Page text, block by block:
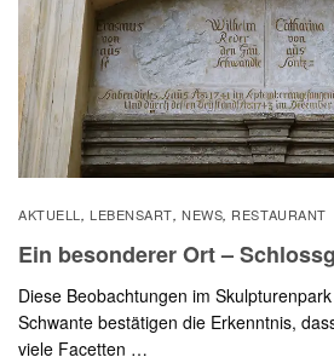
AKTUELL, LEBENSART,NEWS, RESTAURANT
Ein besonderer Ort –
Diese Beobachtungen im
Schwante bestätigen die Erkenntnis,
viele Facetten …